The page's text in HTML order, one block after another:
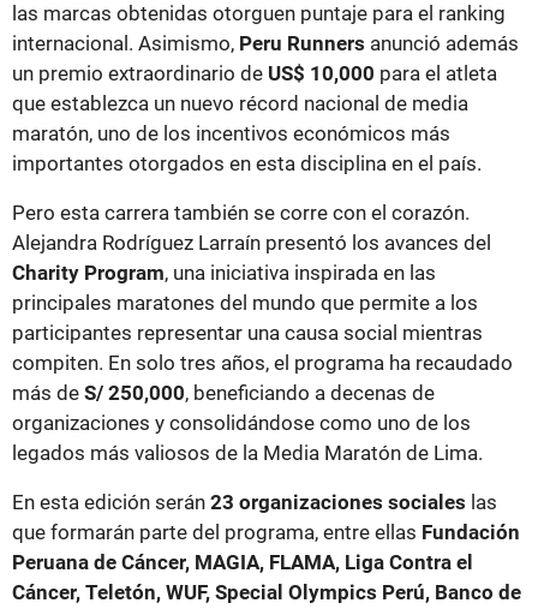
las marcas obtenidas otorguen puntaje para el ranking
internacional. Asimismo, Peru Runners anunció además
un premio extraordinario de US$ 10,000 para el atleta
que establezca un nuevo récord nacional de media
maratón, uno de los incentivos económicos más
importantes otorgados en esta disciplina en el país.
Pero esta carrera también se corre con el corazón.
Alejandra Rodríguez Larraín presentó los avances del
Charity Program, una iniciativa inspirada en las
principales maratones del mundo que permite a los
participantes representar una causa social mientras
compiten. En solo tres años, el programa ha recaudado
más de S/ 250,000, beneficiando a decenas de
organizaciones y consolidándose como uno de los
legados más valiosos de la Media Maratón de Lima.
En esta edición serán 23 organizaciones sociales las
que formarán parte del programa, entre ellas Fundación
Peruana de Cáncer, MAGIA, FLAMA, Liga Contra el
Cáncer, Teletón, WUF, Special Olympics Perú, Banco de